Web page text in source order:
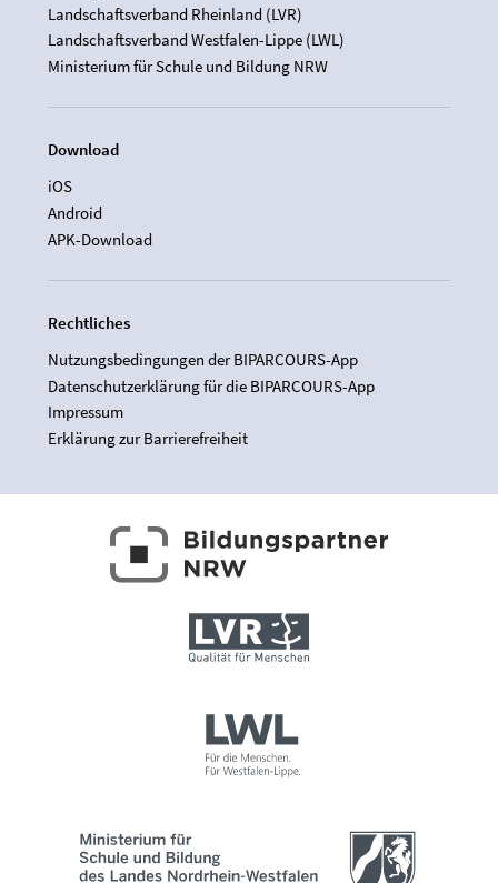
Landschaftsverband Rheinland (LVR)
Landschaftsverband Westfalen-Lippe (LWL)
Ministerium für Schule und Bildung NRW
Download
iOS
Android
APK-Download
Rechtliches
Nutzungsbedingungen der BIPARCOURS-App
Datenschutzerklärung für die BIPARCOURS-App
Impressum
Erklärung zur Barrierefreiheit